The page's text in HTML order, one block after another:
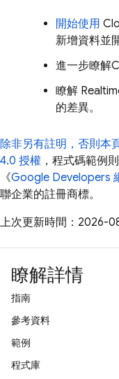
開始使用
新增資料並
進一步瞭解
瞭解
的差異。
除非另有註明，否則本
4.0 授權 ，程式碼範例
《Google Developers
聯企業的註冊商標。
上次更新時間：2026-
瞭解詳情
指南
參考資料
範例
程式庫